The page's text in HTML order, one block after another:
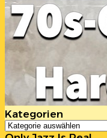
Kategorien
Kategorien